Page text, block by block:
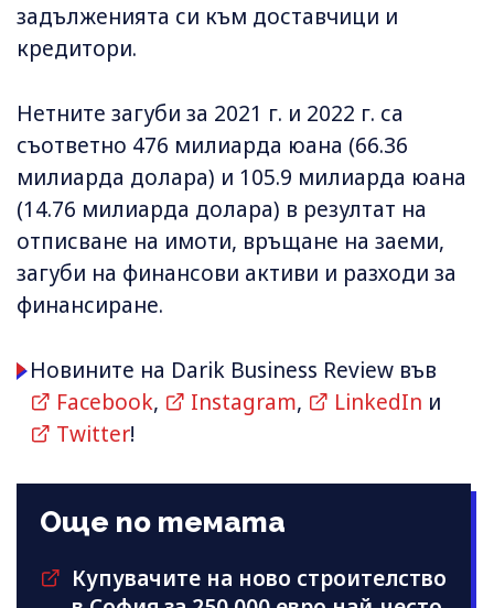
задълженията си към доставчици и
кредитори.
Нетните загуби за 2021 г. и 2022 г. са
съответно 476 милиарда юана (66.36
милиарда долара) и 105.9 милиарда юана
(14.76 милиарда долара) в резултат на
отписване на имоти, връщане на заеми,
загуби на финансови активи и разходи за
финансиране.
Новините на Darik Business Review във
Facebook, Instagram, LinkedIn и
Twitter!
Още по темата
Купувачите на ново строителство